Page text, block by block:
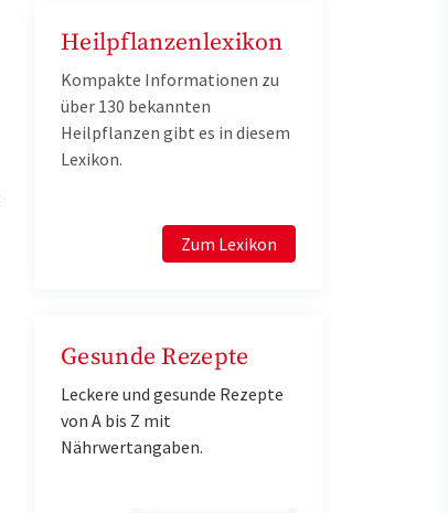
Heilpflanzenlexikon
Kompakte Informationen zu
über 130 bekannten
Heilpflanzen gibt es in diesem
Lexikon.
Zum Lexikon
Gesunde Rezepte
Leckere und gesunde Rezepte
von A bis Z mit
Nährwertangaben.